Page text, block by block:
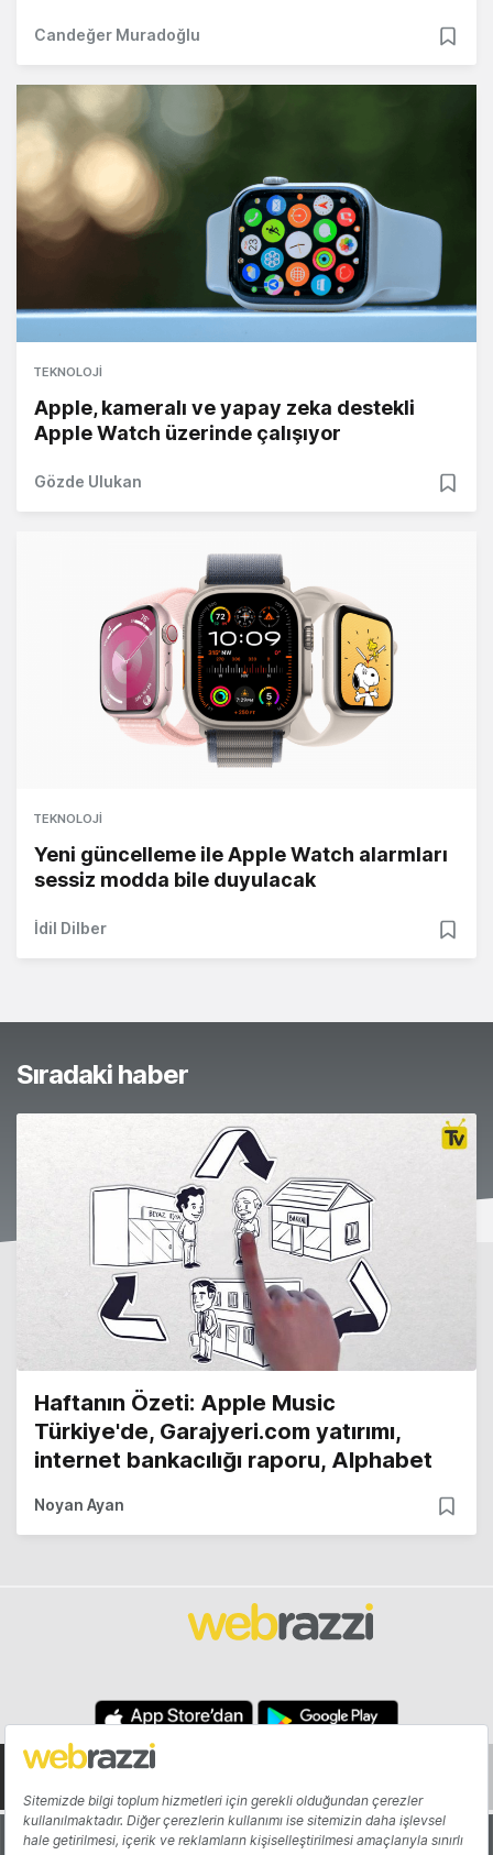
Candeğer Muradoğlu
TEKNOLOJI
Apple, kameralı ve yapay zeka destekli
Apple Watch üzerinde çalışıyor
Gözde Ulukan
TEKNOLOJI
Yeni güncelleme ile Apple Watch alarmları
sessiz modda bile duyulacak
İdil Dilber
Sıradaki haber
Haftanın Özeti: Apple Music
Türkiye'de, Garajyeri.com yatırımı,
internet bankacılığı raporu, Alphabet
Noyan Ayan
Hakkında Yazarlar